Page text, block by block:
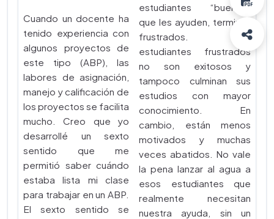
Cuando un docente ha
tenido experiencia con
algunos proyectos de
este tipo (ABP), las
labores de asignación,
manejo y calificación de
los proyectos se facilita
mucho. Creo que yo
desarrollé un sexto
sentido que me
permitió saber cuándo
estaba lista mi clase
para trabajar en un ABP.
El sexto sentido se
estudiantes “buenos”
que les ayuden, terminan
frustrados. Los
estudiantes frustrados
no son exitosos y
tampoco culminan sus
estudios con mayor
conocimiento. En
cambio, están menos
motivados y muchas
veces abatidos. No vale
la pena lanzar al agua a
esos estudiantes que
realmente necesitan
nuestra ayuda, sin un